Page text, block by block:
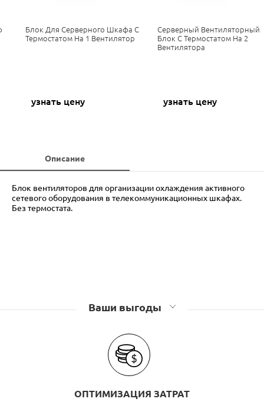
Блок Для Серверного Шкафа C
Термостатом На 1 Вентилятор
узнать цену
Серверный Вентиляторный
Блок C Термостатом На 2
Вентилятора
узнать цену
Описание
Блок вентиляторов для организации охлаждения активного
сетевого оборудования в телекоммуникационных шкафах.
Без термостата.
Ваши выгоды
ОПТИМИЗАЦИЯ ЗАТРАТ